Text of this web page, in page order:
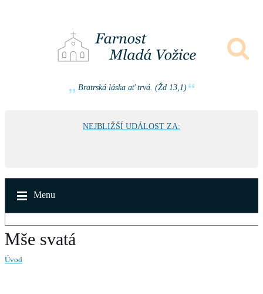
Bratrská láska ať trvá. (Žd 13,1)
NEJBLIŽŠÍ UDÁLOST ZA:
Menu
Mše svatá
Úvod